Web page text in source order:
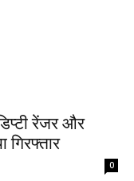
रेंजर और
गिरफ्तार
0